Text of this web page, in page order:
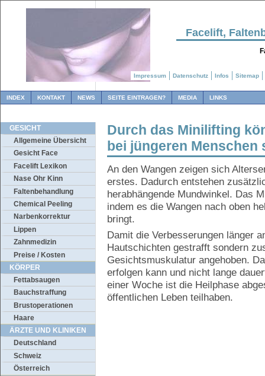
Facelift,
INDEX KONTAKT NEWS SEITE EINTRAGEN? MEDIA LINKS
GESICHT
Allgemeine Übersicht
Gesicht Face
Facelift Lexikon
Nase Ohr Kinn
Faltenbehandlung
Chemical Peeling
Narbenkorrektur
Lippen
Zahnmedizin
Preise / Kosten
KÖRPER
Fettabsaugen
Bauchstraffung
Brustoperationen
Haare
ÄRZTE UND KLINIKEN
Deutschland
Schweiz
Österreich
Durch das Minilifting
bei jüngeren Menschen
An den Wangen zeigen sich
erstes. Dadurch entstehen
herabhängende Mundwinkel. Das
indem es die Wangen nach oben
bringt.
Damit die Verbesserungen länger
Hautschichten gestrafft sondern
Gesichtsmuskulatur angehoben.
erfolgen kann und nicht lange
einer Woche ist die Heilphase
öffentlichen Leben teilhaben.
Impressum Datenschutz Infos Sitemap